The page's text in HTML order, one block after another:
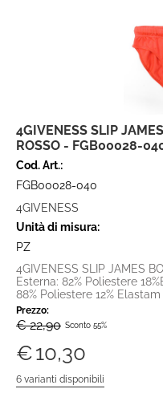
4GIVENESS SLIP
ROSSO - FGB00028-
Cod. Art.:
FGB00028-040
4GIVENESS
Unità di misura:
PZ
4GIVENESS SLIP JAMES
Esterna: 82% Poliestere
88% Poliestere 12%
Prezzo:
€ 22,90 Sconto 55%
€10,30